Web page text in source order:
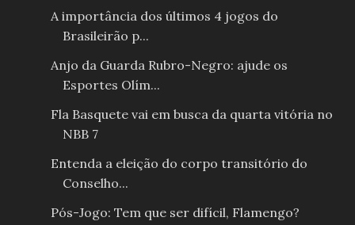
A importância dos últimos 4 jogos do
Brasileirão p...
Anjo da Guarda Rubro-Negro: ajude os
Esportes Olím...
Fla Basquete vai em busca da quarta vitória no
NBB 7
Entenda a eleição do corpo transitório do
Conselho...
Pós-Jogo: Tem que ser difícil, Flamengo?